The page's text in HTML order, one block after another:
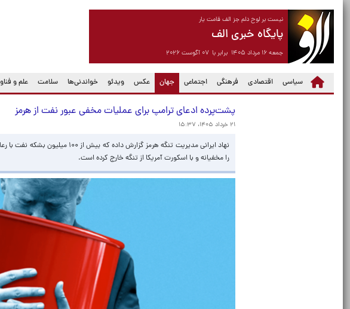
نیست بر لوح دلم جز الف قامت یار
پایگاه خبری الف
جمعه ۱۶ مرداد ۱۴۰۵ برابر با ۰۷ آگوست ۲۰۲۶
سیاسی اقتصادی فرهنگی اجتماعی جهان
(current) عکس ویدئو خواندنی‌ها سلامت علم و
پشت‌پرده ادعای ترامپ برای عملیات مخفی عبور نفت از هرمز
۲۱ خرداد ۱۴۰۵، ۱۵:۳۷
را مخفیانه و با اسکورت آمریکا از تنگه خارج کرده است.